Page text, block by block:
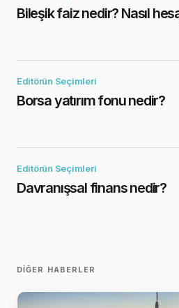
Bileşik faiz nedir? Nasıl
Editörün Seçimleri
Borsa yatırım fonu nedir?
Editörün Seçimleri
Davranışsal finans nedir?
DIĞER HABERLER